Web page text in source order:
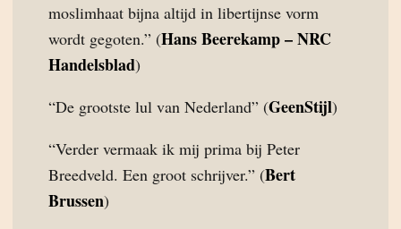
moslimhaat bijna altijd in libertijnse vorm
wordt gegoten.” (Hans Beerekamp – NRC
Handelsblad)
“De grootste lul van Nederland” (GeenStijl)
“Verder vermaak ik mij prima bij Peter
Breedveld. Een groot schrijver.” (Bert
Brussen)